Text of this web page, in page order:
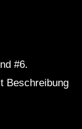
#6.
Beschreibung